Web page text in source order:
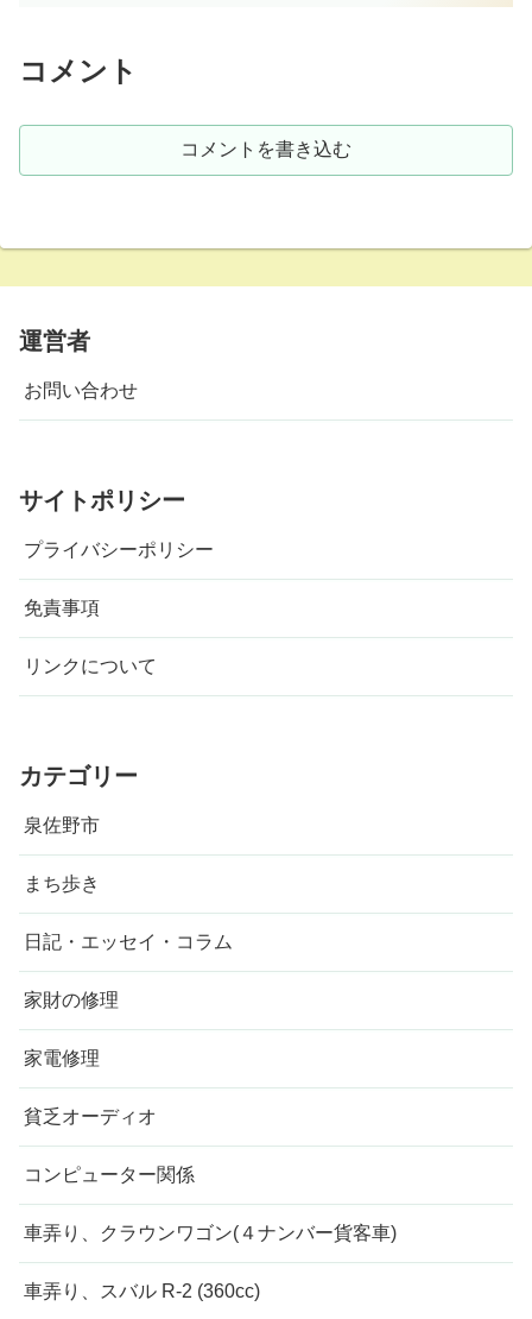
コメント
コメントを書き込む
運営者
お問い合わせ
サイトポリシー
プライバシーポリシー
免責事項
リンクについて
カテゴリー
泉佐野市
まち歩き
日記・エッセイ・コラム
家財の修理
家電修理
貧乏オーディオ
コンピューター関係
車弄り、クラウンワゴン(４ナンバー貨客車)
車弄り、スバル R-2 (360cc)